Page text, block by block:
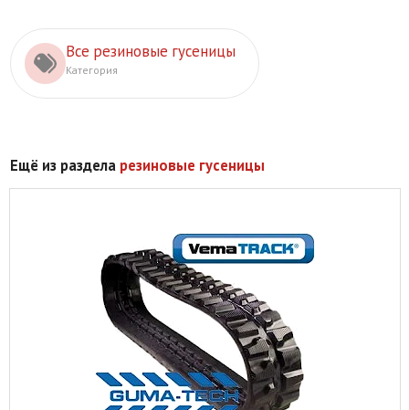
Все резиновые гусеницы
Категория
Ещё из раздела резиновые гусеницы